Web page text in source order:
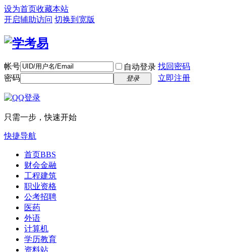
设为首页收藏本站
开启辅助访问 切换到宽版
帐号 自动登录 找回密码
密码
登录 立即注册
只需一步，快速开始
快捷导航
首页BBS
财会金融
工程建筑
职业资格
公考招聘
医药
外语
计算机
学历教育
资料站